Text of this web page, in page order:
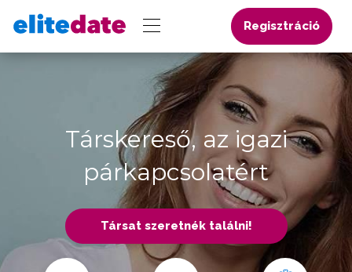
Regisztráció
Társkereső, az igazi
párkapcsolatért
Társat szeretnék találni!